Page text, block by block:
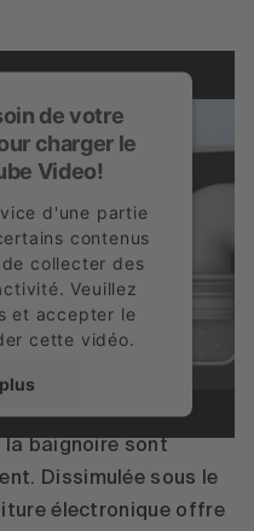
de votre
charger le
Video!
d'une partie
contenus
collecter des
Veuillez
et accepter le
cette vidéo.
Consent
Platform
la baignoire sont
Dissimulée sous le
électronique offre